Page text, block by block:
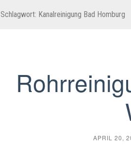
Schlagwort: Kanalreinigung Bad Homburg
APRIL 20,